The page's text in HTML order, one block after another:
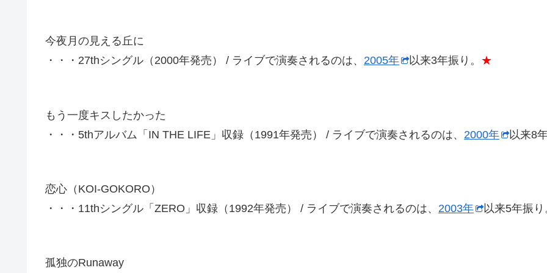
今夜月の見える丘に
・・・27thシングル（2000年発売） / ライブで演奏されるのは、 2005年 以来3年振り。 ★
もう一度キスしたかった
・・・5thアルバム「IN THE LIFE」収録（1991年発売） / ライブで演奏されるのは、 2000年 以来8
恋心（KOI-GOKORO）
・・・11thシングル「ZERO」収録（1992年発売） / ライブで演奏されるのは、 2003年 以来5年振り
孤独のRunaway